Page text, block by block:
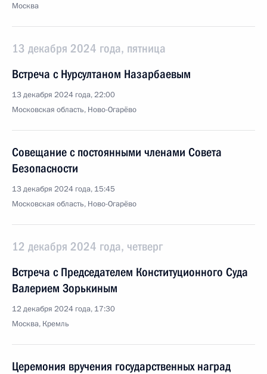
Москва
13 декабря 2024 года, пятница
Встреча с Нурсултаном Назарбаевым
13 декабря 2024 года, 22:00
Московская область, Ново-Огарёво
Совещание с постоянными членами Совета
Безопасности
13 декабря 2024 года, 15:45
Московская область, Ново-Огарёво
12 декабря 2024 года, четверг
Встреча с Председателем Конституционного Суда
Валерием Зорькиным
12 декабря 2024 года, 17:30
Москва, Кремль
Церемония вручения государственных наград